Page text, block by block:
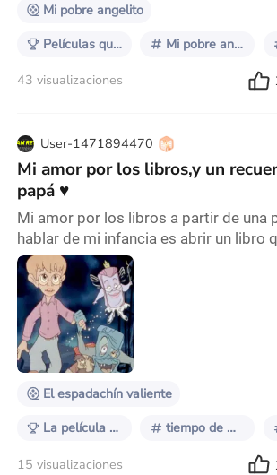
Mi pobre angelito
Películas que definen generaciones Mi pobre angelito
43 visualizaciones
User-1471894470
Mi amor por los libros,y un
papá ♥️
Mi amor por los libros a partir de una
hablar de mi infancia es abrir un libro
papel viejo y lluvia, un libro que todavía
huellas de mis manos pequeñas. Cada
aparece la tarde en que descubrí que
podía salvarme, y hoy quiero
que marcó para siempre mi forma de
Era Julio 22 de 1999, yo tenía nuev
El espadachín valiente
La película que me lleva a la infancia tiempo de mi infancia
15 visualizaciones